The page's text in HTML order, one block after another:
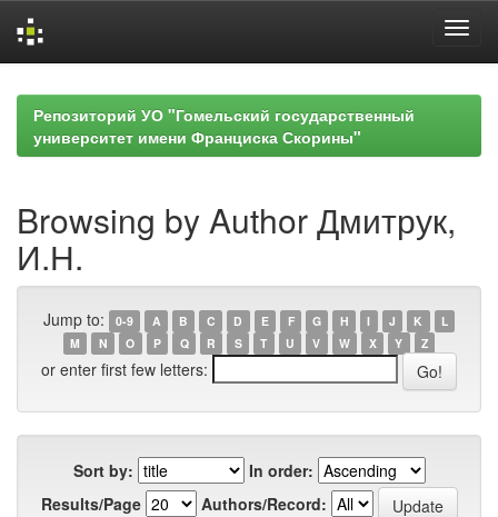
navigationРепозиторий УО "Гомельский государственный
университет имени Франциска Скорины"
Browsing by Author Дмитрук,
И.Н.
Jump to: 0-9 A B C D E F G H I J K
L
M
N O P Q R S T U V W X Y Z
or enter first few letters:
Sort by:
In order:
Results/Page
Authors/Record: